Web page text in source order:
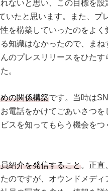
ないと思い、この目標を設
いたと思います。また、プ
を構築していったのをよく
知識はなかったので、まね
のプレスリリースをひたす
。
の関係構築です。当時は
電話をかけてごあいさつを
スを知ってもらう機会をつ
紹介を発信すること。正直
のですが、オウンドメディ